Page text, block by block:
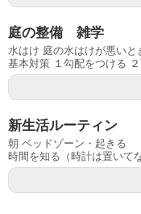
庭の整備 雑学
水はけ 庭の水はけが悪い
基本対策 １勾配をつける
新生活ルーティン
朝 ベッドゾーン・起きる
時間を知る（時計は置い